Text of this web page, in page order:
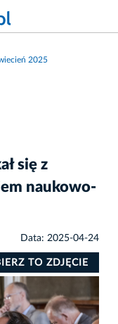
2025
się z
naukowo-
Data: 2025-04-24
TO ZDJĘCIE